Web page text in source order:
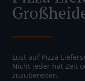
Lust auf Pizza
Nicht jeder hat Zeit
zuzubereiten.